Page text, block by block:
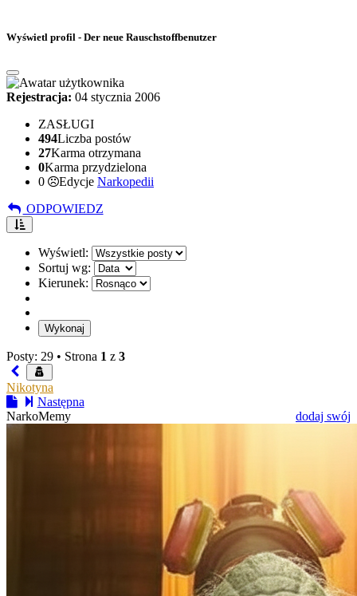
Wyświetl profil - Der neue Rauschstoffbenutzer
Rejestracja: 04 stycznia 2006
ZASŁUGI
494Liczba postów
27Karma otrzymana
0Karma przydzielona
0
Edycje Narkopedii
ODPOWIEDZ
Wyświetl:
Sortuj wg:
Kierunek:
Posty: 29 • Strona 1 z 3
Nikotyna
Następna
NarkoMemy
dodaj swój